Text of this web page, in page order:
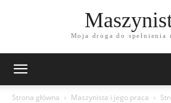
Moja droga do spełnienia
Strona główna Maszynista i jego praca